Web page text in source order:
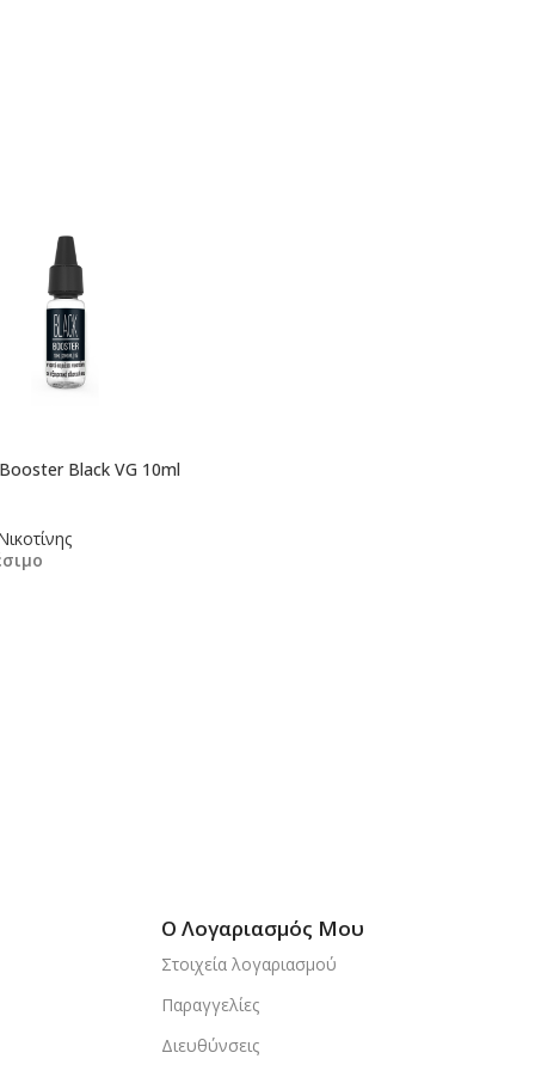
Black VG 10ml
Ο Λογαριασμός Μου
Στοιχεία λογαριασμού
Παραγγελίες
Διευθύνσεις